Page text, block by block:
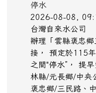
停水
2026-08-08,
台灣自來水公司
辦理「雲縣褒忠
接， 預定於115
之間"停水”， 提
林縣/元長鄉/中央
褒忠鄉/三民路、